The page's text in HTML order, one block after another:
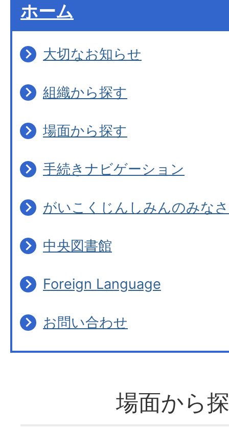
ホーム
大切なお知らせ
組織から探す
場面から探す
手続きナビゲーション
がいこくじんしみんのみな
中央図書館
Foreign Language
お問い合わせ
場面から